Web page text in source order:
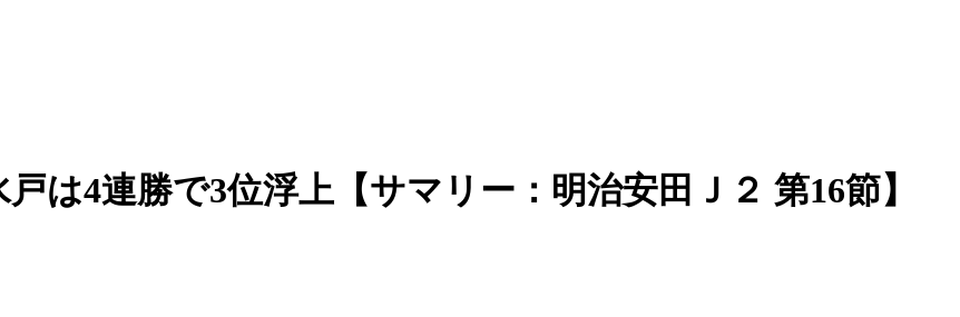
は4連勝で3位浮上【サマリー：明治安田Ｊ２ 第16節】